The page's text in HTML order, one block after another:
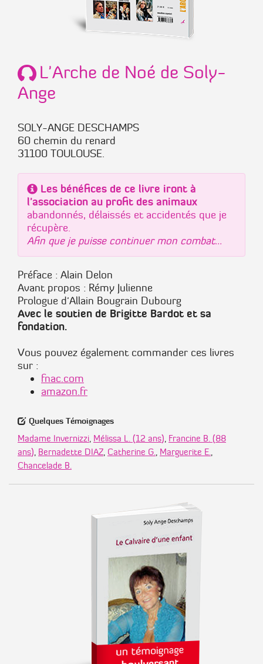
L'Arche de Noé de Soly-
Ange
SOLY-ANGE DESCHAMPS
60 chemin du renard
31100 TOULOUSE.
Les bénéfices de ce livre iront à
l'association au profit des animaux
abandonnés, délaissés et accidentés que je
récupère.
Afin que je puisse continuer mon combat...
Préface : Alain Delon
Avant propos : Rémy Julienne
Prologue d'Allain Bougrain Dubourg
Avec le soutien de Brigitte Bardot et sa
fondation.
Vous pouvez également commander ces livres
sur :
fnac.com
amazon.fr
Quelques Témoignages
Madame Invernizzi, Mélissa L. (12 ans), Francine B. (88
ans), Bernadette DIAZ, Catherine G., Marguerite E.,
Chancelade B.